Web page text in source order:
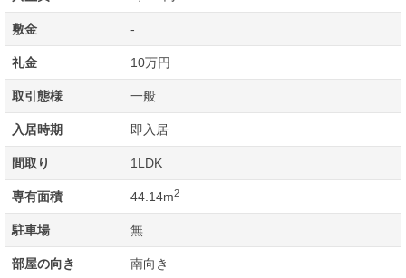
敷金 -
礼金 10万円
取引態様 一般
入居時期 即入居
間取り 1LDK
専有面積 44.14m2
駐車場 無
部屋の向き 南向き